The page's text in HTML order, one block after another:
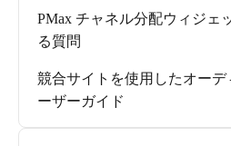
PMax チャネル分配ウィジェ
る質問
競合サイトを使用したオー
ーザーガイド